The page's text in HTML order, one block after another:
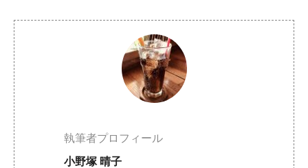
執筆者プロフィール
小野塚 晴子